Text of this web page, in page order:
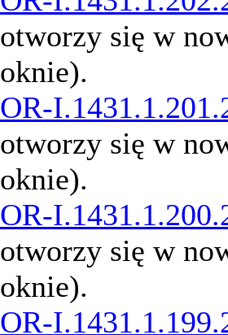
otworzy się w
oknie).
OR-
otworzy się w
oknie).
OR-
otworzy się w
oknie).
OR-